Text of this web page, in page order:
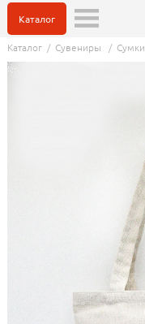
Каталог
Каталог/ Сувениры / Сумки